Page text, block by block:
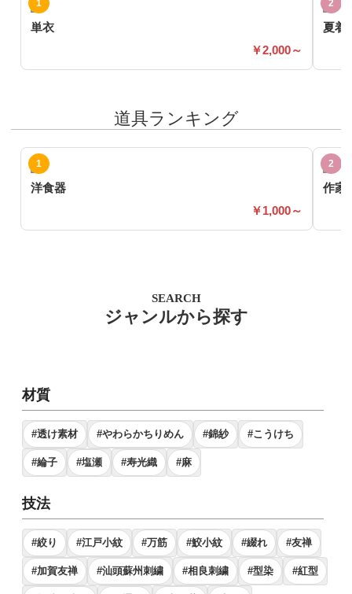
単衣
2,000～
夏着
道具ランキング
洋食器
1,000～
作家
SEARCH
ジャンルから探す
材質
#透け素材 #やわらかちりめん #錦紗 #こうけち
#綸子 #塩瀬 #寿光織 #麻
技法
#絞り #江戸小紋 #万筋 #鮫小紋 #綴れ #友禅
#加賀友禅 #汕頭蘇州刺繍 #相良刺繍 #型染 #紅型